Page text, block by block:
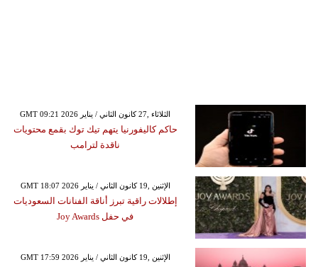
GMT 09:21 2026 الثلاثاء ,27 كانون الثاني / يناير
حاكم كاليفورنيا يتهم تيك توك بقمع محتويات
ناقدة لترامب
GMT 18:07 2026 الإثنين ,19 كانون الثاني / يناير
إطلالات راقية تبرز أناقة الفنانات السعوديات
في حفل Joy Awards
GMT 17:59 2026 الإثنين ,19 كانون الثاني / يناير